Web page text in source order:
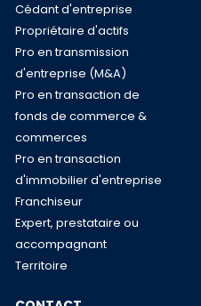
Cédant d'entreprise
Propriétaire d'actifs
Pro en transmission
d'entreprise (M&A)
Pro en transaction de
fonds de commerce &
commerces
Pro en transaction
d'immobilier d'entreprise
Franchiseur
Expert, prestataire ou
accompagnant
Territoire